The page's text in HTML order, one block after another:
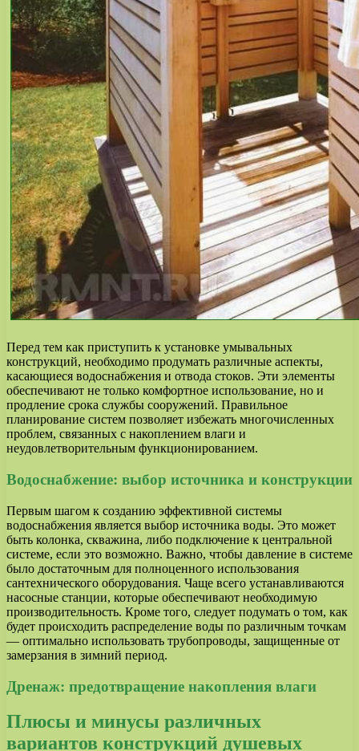
Перед тем как приступить к установке умывальных
конструкций, необходимо продумать различные аспекты,
касающиеся водоснабжения и отвода стоков. Эти элементы
обеспечивают не только комфортное использование, но и
продление срока службы сооружений. Правильное
планирование систем позволяет избежать многочисленных
проблем, связанных с накоплением влаги и
неудовлетворительным функционированием.
Водоснабжение: выбор источника и конструкции
Первым шагом к созданию эффективной системы
водоснабжения является выбор источника воды. Это может
быть колонка, скважина, либо подключение к центральной
системе, если это возможно. Важно, чтобы давление в системе
было достаточным для полноценного использования
сантехнического оборудования. Чаще всего устанавливаются
насосные станции, которые обеспечивают необходимую
производительность. Кроме того, следует подумать о том, как
будет происходить распределение воды по различным точкам
— оптимально использовать трубопроводы, защищенные от
замерзания в зимний период.
Дренаж: предотвращение накопления влаги
Плюсы и минусы различных
вариантов конструкций душевых